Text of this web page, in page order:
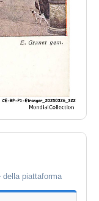
piattaforma